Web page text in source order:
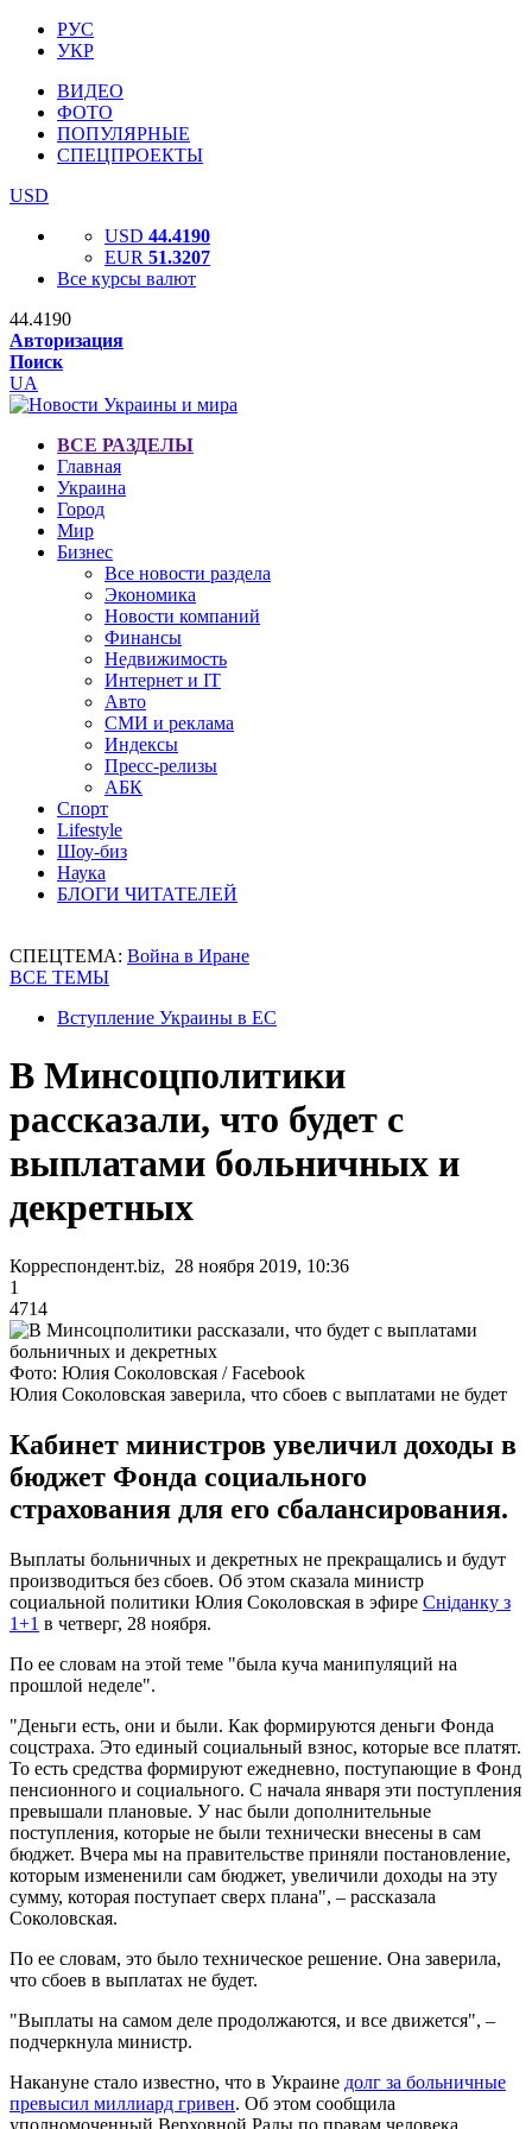
РУС
УКР
ВИДЕО
ФОТО
ПОПУЛЯРНЫЕ
СПЕЦПРОЕКТЫ
USD
USD 44.4190
EUR 51.3207
Все курсы валют
44.4190
Авторизация
Поиск
UA
ВСЕ РАЗДЕЛЫ
Главная
Украина
Город
Мир
Бизнес
Все новости раздела
Экономика
Новости компаний
Финансы
Недвижимость
Интернет и IT
Авто
СМИ и реклама
Индексы
Пресс-релизы
АБК
Спорт
Lifestyle
Шоу-биз
Наука
БЛОГИ ЧИТАТЕЛЕЙ
СПЕЦТЕМА: Война в Иране
ВСЕ ТЕМЫ
Вступление Украины в ЕС
В Минсоцполитики
рассказали, что будет с
выплатами больничных и
декретных
Корреспондент.biz, 28 ноября 2019, 10:36
1
4714
Фото: Юлия Соколовская / Facebook
Юлия Соколовская заверила, что сбоев с выплатами не будет
Кабинет министров увеличил доходы в
бюджет Фонда социального
страхования для его сбалансирования.
Выплаты больничных и декретных не прекращались и будут
производиться без сбоев. Об этом сказала министр
социальной политики Юлия Соколовская в эфире Сніданку з
1+1 в четверг, 28 ноября.
По ее словам на этой теме "была куча манипуляций на
прошлой неделе".
"Деньги есть, они и были. Как формируются деньги Фонда
соцстраха. Это единый социальный взнос, которые все платят.
То есть средства формируют ежедневно, поступающие в Фонд
пенсионного и социального. С начала января эти поступления
превышали плановые. У нас были дополнительные
поступления, которые не были технически внесены в сам
бюджет. Вчера мы на правительстве приняли постановление,
которым измененили сам бюджет, увеличили доходы на эту
сумму, которая поступает сверх плана", – рассказала
Соколовская.
По ее словам, это было техническое решение. Она заверила,
что сбоев в выплатах не будет.
"Выплаты на самом деле продолжаются, и все движется", –
подчеркнула министр.
Накануне стало известно, что в Украине долг за больничные
превысил миллиард гривен. Об этом сообщила
уполномоченный Верховной Рады по правам человека